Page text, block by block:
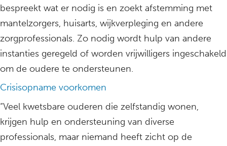
bespreekt wat er nodig is en zoekt afstemming met
mantelzorgers, huisarts, wijkverpleging en andere
zorgprofessionals. Zo nodig wordt hulp van andere
instanties geregeld of worden vrijwilligers ingeschakeld
om de oudere te ondersteunen.
Crisisopname voorkomen
“Veel kwetsbare ouderen die zelfstandig wonen,
krijgen hulp en ondersteuning van diverse
professionals, maar niemand heeft zicht op de